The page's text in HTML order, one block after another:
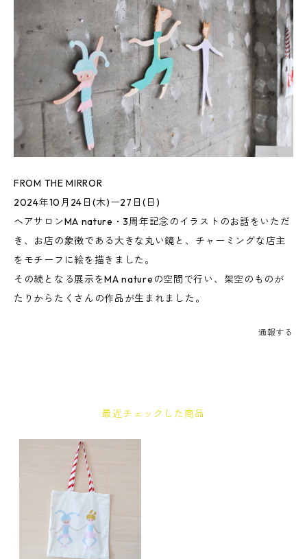
FROM THE MIRROR
2024年10月24日(木)ー27日(日)
ヘアサロンMA nature・3周年記念のイラストのお話をいただ
き、お店の象徴である大きな丸い鏡と、チャーミングな店主
をモチーフに絵を描きました。
その続となる展示をMA natureの空間で行い、架空のものが
たりからたくさんの作品が生まれました。
通報する
最近チェックした商品